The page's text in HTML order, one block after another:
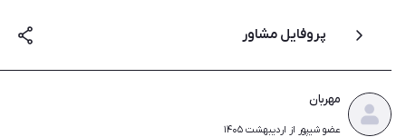
پروفایل مشاور
مهربان
عضو شیپور از اردیبهشت ۱۴۰۵